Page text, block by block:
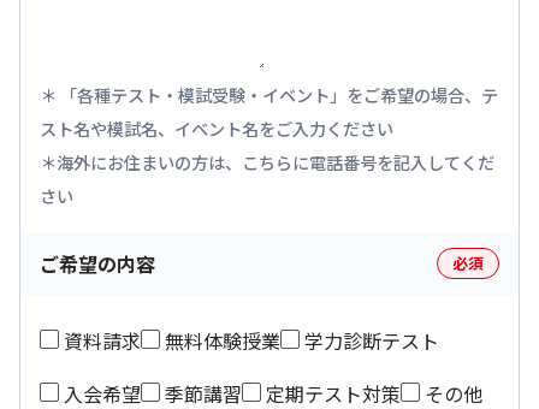
「各種テスト・模試受験・イベント」をご希望の場合、テ
スト名や模試名、イベント名をご入力ください
海外にお住まいの方は、こちらに電話番号を記入してくだ
さい
ご希望の内容 必須
資料請求 無料体験授業
学力診断テスト
入会希望
季節講習 定期テスト対策 その他